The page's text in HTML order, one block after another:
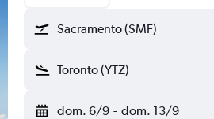
Sacramento (SMF)
Toronto (YTZ)
dom. 6/9 - dom. 13/9